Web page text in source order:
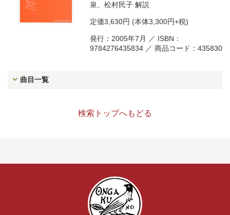
泉
松村民子 解説
定価3,630円 (本体3,300円+税)
発行：2005年7月 ／ ISBN：
9784276435834 ／ 商品コード：435830
曲目一覧
検索トップへもどる